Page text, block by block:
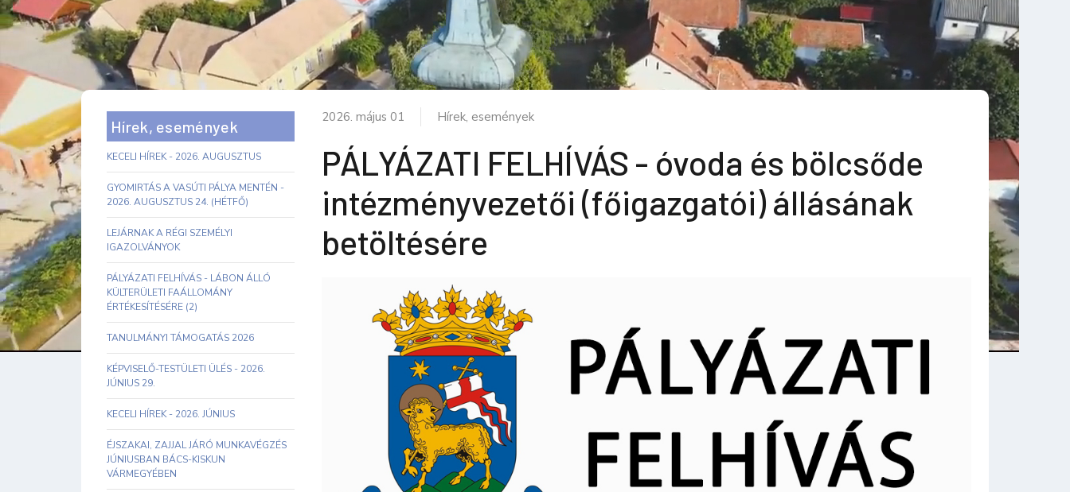
Hírek, események
KECELI HÍREK - 2026. AUGUSZTUS
GYOMIRTÁS A VASÚTI PÁLYA MENTÉN -
2026. AUGUSZTUS 24. (HÉTFŐ)
LEJÁRNAK A RÉGI SZEMÉLYI
IGAZOLVÁNYOK
PÁLYÁZATI FELHÍVÁS - LÁBON ÁLLÓ
KÜLTERÜLETI FAÁLLOMÁNY
ÉRTÉKESÍTÉSÉRE (2)
TANULMÁNYI TÁMOGATÁS 2026
KÉPVISELŐ-TESTÜLETI ÜLÉS - 2026.
JÚNIUS 29.
KECELI HÍREK - 2026. JÚNIUS
ÉJSZAKAI, ZAJJAL JÁRÓ MUNKAVÉGZÉS
JÚNIUSBAN BÁCS-KISKUN
VÁRMEGYÉBEN
2026. május 01 Hírek, események
PÁLYÁZATI FELHÍVÁS - óvoda és bölcsőde
intézményvezetői (főigazgatói) állásának
betöltésére